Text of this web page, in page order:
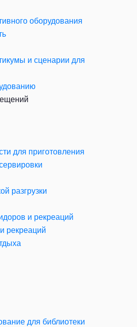
оборудования
и сценарии для
для приготовления
разгрузки
и рекреаций
рекреаций
для библиотеки